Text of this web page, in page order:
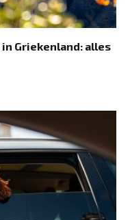
Griekenland: alles